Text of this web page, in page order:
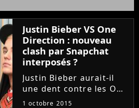
Justin Bieber VS One
Direction : nouveau
clash par Snapchat
interposés ?
Justin Bieber aurait-il
une dent contre les One
Direction ? Sur
1 octobre 2015